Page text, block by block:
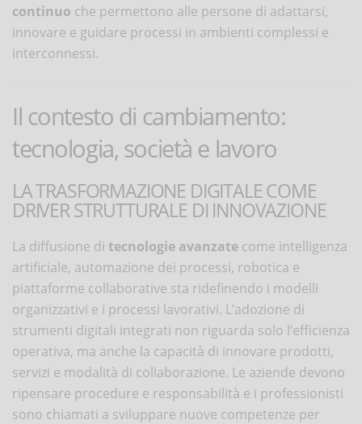
continuo che permettono alle persone di adattarsi,
innovare e guidare processi in ambienti complessi e
interconnessi.
Il contesto di cambiamento:
tecnologia, società e lavoro
LA TRASFORMAZIONE DIGITALE COME
DRIVER STRUTTURALE DI INNOVAZIONE
La diffusione di tecnologie avanzate come intelligenza
artificiale, automazione dei processi, robotica e
piattaforme collaborative sta ridefinendo i modelli
organizzativi e i processi lavorativi. L’adozione di
strumenti digitali integrati non riguarda solo l’efficienza
operativa, ma anche la capacità di innovare prodotti,
servizi e modalità di collaborazione. Le aziende devono
ripensare procedure e responsabilità e i professionisti
sono chiamati a sviluppare nuove competenze per